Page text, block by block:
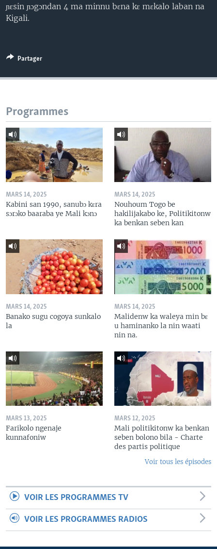
ɲɛsin ɲɔgɔndan 4 ma minnu bɛna kɛ mɛkalo laban na
Kigali.
Partager
Programmes
MARS 14, 2025
Kabini san 1990, sanubɔ kɛra
sɔrɔko baaraba ye Mali kɔnɔ
MARS 14, 2025
Nouhoum Togo be
hakilijakabo ke, Politikitonw
ka benkan seben kan
MARS 14, 2025
Banako sugu cogoya sunkalo
la
MARS 14, 2025
Malidenw ka waleya min bɛ
u haminanko la nin waati
nin na.
MARS 13, 2025
Farikolo ngenaje
kunnafoniw
MARS 12, 2025
Mali politikitonw ka benkan
seben bolono bila - Charte
des partis politique
Voir tous les épisodes
VOIR LES PROGRAMMES TV
VOIR LES PROGRAMMES RADIOS